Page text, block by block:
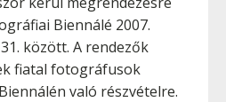
Biennálé 2007.
között. A rendezők
fiatal fotográfusok
való részvételre.